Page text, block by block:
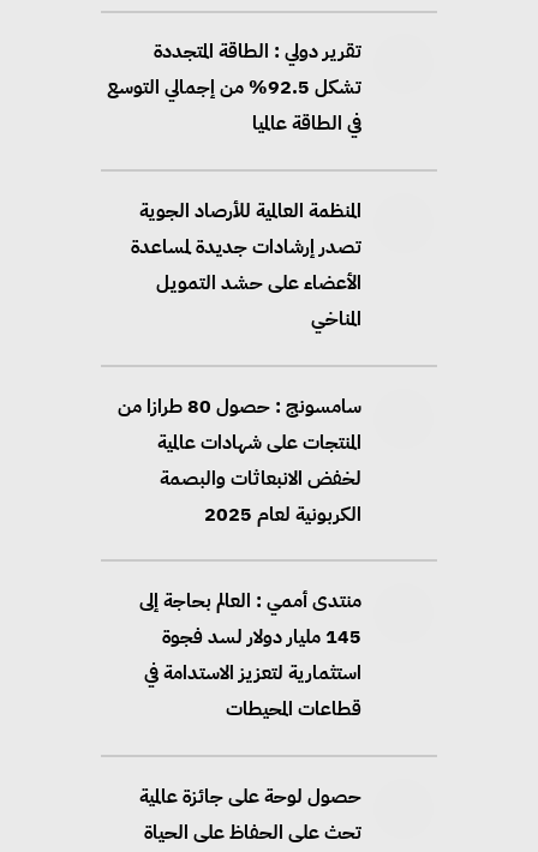
تقرير دولي : الطاقة المتجددة
تشكل 92.5% من إجمالي التوسع
في الطاقة عالميا
المنظمة العالمية للأرصاد الجوية
تصدر إرشادات جديدة لمساعدة
الأعضاء على حشد التمويل
المناخي
سامسونج : حصول 80 طرازا من
المنتجات على شهادات عالمية
لخفض الانبعاثات والبصمة
الكربونية لعام 2025
منتدى أممي : العالم بحاجة إلى
145 مليار دولار لسد فجوة
استثمارية لتعزيز الاستدامة في
قطاعات المحيطات
حصول لوحة على جائزة عالمية
تحث على الحفاظ على الحياة